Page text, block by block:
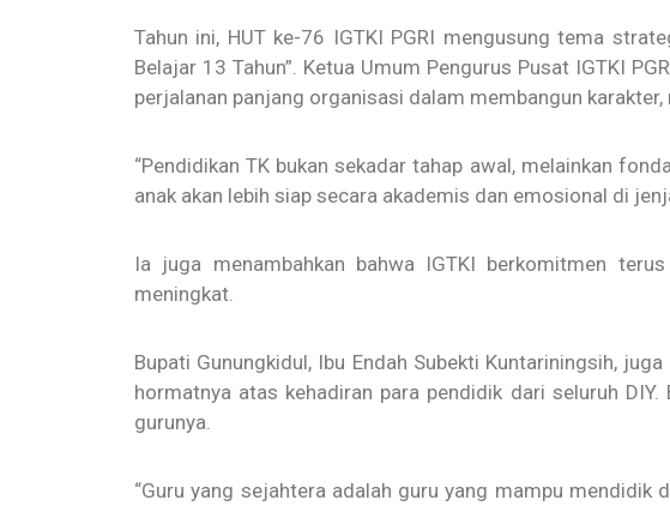
Tahun ini, HUT ke-76 IGTKI PGRI mengusung tema
Belajar 13 Tahun”. Ketua Umum Pengurus Pusat IGTKI
perjalanan panjang organisasi dalam membangun
“Pendidikan TK bukan sekadar tahap awal, melainkan
anak akan lebih siap secara akademis dan emosional di
Ia juga menambahkan bahwa IGTKI berkomitmen
meningkat.
Bupati Gunungkidul, Ibu Endah Subekti Kuntariningsih,
hormatnya atas kehadiran para pendidik dari seluruh
gurunya.
“Guru yang sejahtera adalah guru yang mampu mendidik